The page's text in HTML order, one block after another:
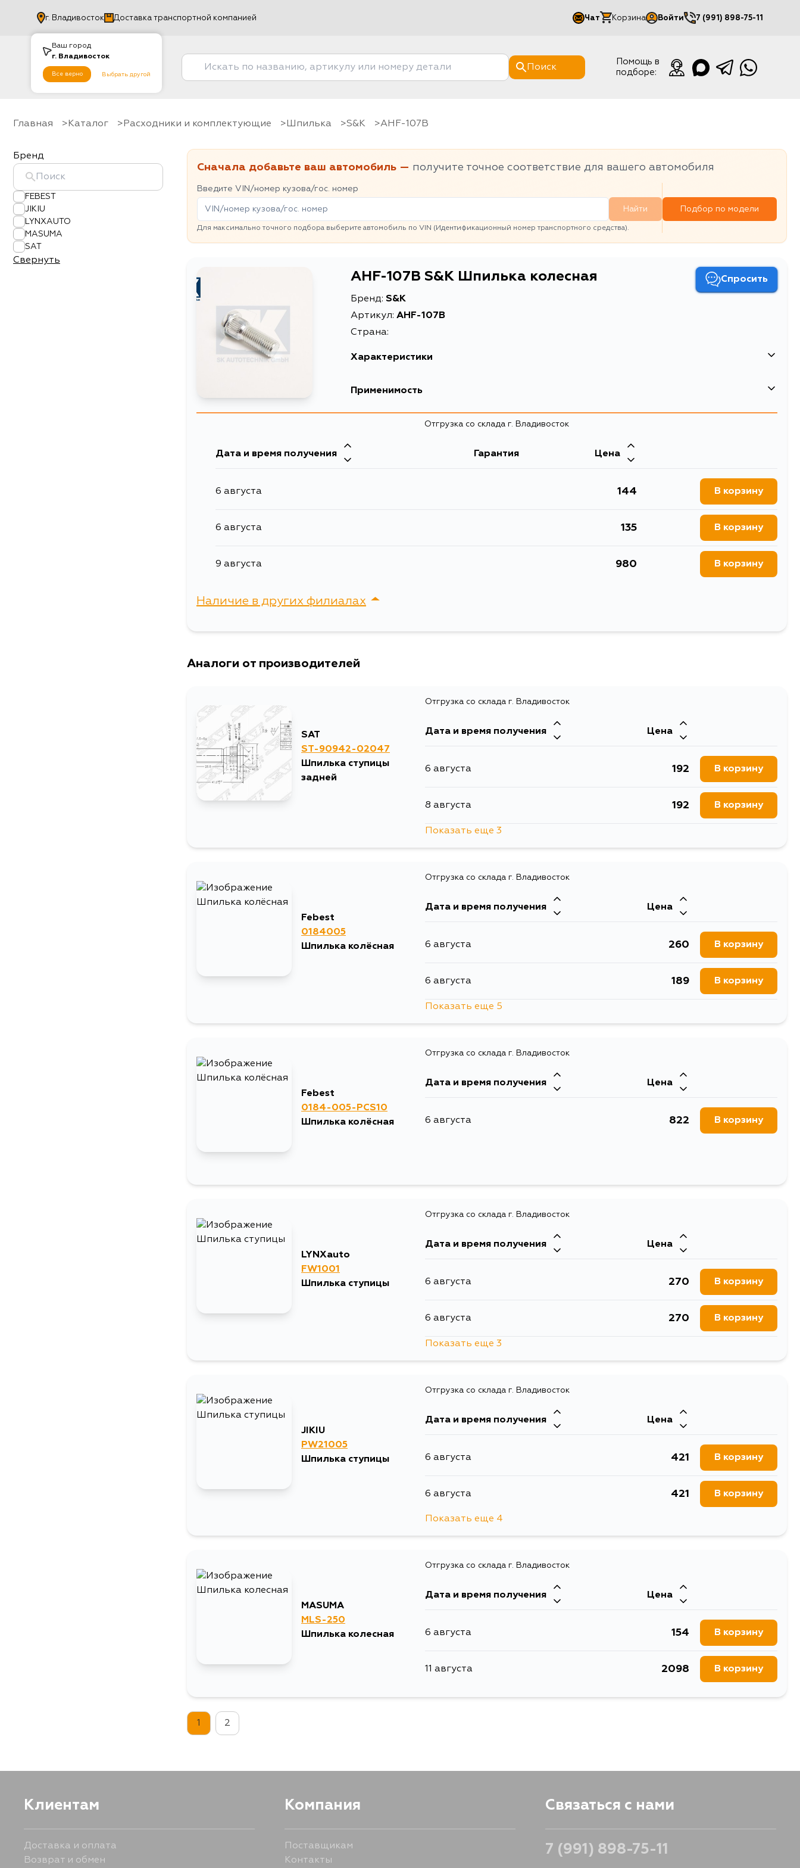
Ваш город
г. Владивосток
Все верно Выбрать другой
г. Владивосток Доставка транспортной компанией Чат Корзина Войти
Мой кабинет
7 (991) 898-75-11
Поиск
Помощь в
подборе:
Главная Каталог Расходники и комплектующие шпилька S&K AHF-107B
Бренд
FEBEST
JIKIU
LYNXAUTO
MASUMA
SAT
Свернуть
Сначала добавьте ваш автомобиль — получите точное соответствие для вашего автомобиля
Введите VIN/номер кузова/гос. номер
Найти
Для максимально точного подбора выберите автомобиль по VIN (Идентификационный номер транспортного средства).
Подбор по модели
AHF-107B S&K Шпилька колесная Спросить
Бренд: S&K
Артикул:AHF-107B
Страна:
Характеристики
Масса, кг
Применимость
Отгрузка со склада г. Владивосток
Дата и время получения Гарантия Цена
6 августа 144 В корзину
6 августа 135 В корзину
9 августа 980 В корзину
Наличие в других филиалах
Аналоги от производителей
SAT
ST-90942-02047
Шпилька ступицы
задней
Отгрузка со склада г. Владивосток
Дата и время получения Цена
6 августа 192 В корзину
8 августа 192 В корзину
11 августа
17 августа 192
Показать еще 3
Febest
0184005
Шпилька колёсная
Отгрузка со склада г. Владивосток
Дата и время получения Цена
6 августа 260 В корзину
6 августа 189 В корзину
10 августа
11 августа 260
26 августа 297 В корзину
Показать еще 5
Febest
0184-005-PCS10
Шпилька колёсная
Отгрузка со склада г. Владивосток
Дата и время получения Цена
6 августа 822 В корзину
LYNXauto
FW1001
Шпилька ступицы
Отгрузка со склада г. Владивосток
Дата и время получения Цена
6 августа 270 В корзину
6 августа 270 В корзину
11 августа
31 августа 270
Показать еще 3
JIKIU
PW21005
Шпилька ступицы
Отгрузка со склада г. Владивосток
Дата и время получения Цена
6 августа 421 В корзину
6 августа 421 В корзину
9 августа
11 августа 502
11 августа 421 В корзину
Показать еще 4
MASUMA
MLS-250
Шпилька колесная
Отгрузка со склада г. Владивосток
Дата и время получения Цена
6 августа 154 В корзину
11 августа 2098 В корзину
1 2
Клиентам
Доставка и оплата
Возврат и обмен
Компания
Поставщикам
Контакты
Связаться с нами
7 (991) 898-75-11